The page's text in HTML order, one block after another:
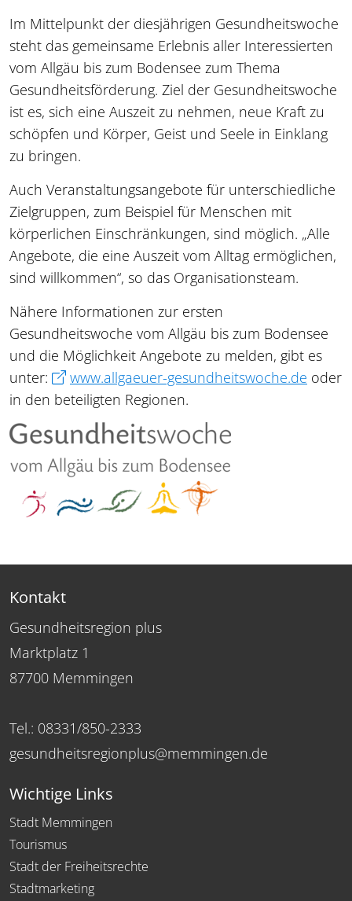
Im Mittelpunkt der diesjährigen Gesundheitswoche
steht das gemeinsame Erlebnis aller Interessierten
vom Allgäu bis zum Bodensee zum Thema
Gesundheitsförderung. Ziel der Gesundheitswoche
ist es, sich eine Auszeit zu nehmen, neue Kraft zu
schöpfen und Körper, Geist und Seele in Einklang
zu bringen.
Auch Veranstaltungsangebote für unterschiedliche
Zielgruppen, zum Beispiel für Menschen mit
körperlichen Einschränkungen, sind möglich. „Alle
Angebote, die eine Auszeit vom Alltag ermöglichen,
sind willkommen“, so das Organisationsteam.
Nähere Informationen zur ersten
Gesundheitswoche vom Allgäu bis zum Bodensee
und die Möglichkeit Angebote zu melden, gibt es
unter:
www.allgaeuer-gesundheitswoche.de oder
in den beteiligten Regionen.
Kontakt
Gesundheitsregion plus
Marktplatz 1
87700 Memmingen
Tel.: 08331/850-2333
gesundheitsregionplus@memmingen.de
Wichtige Links
Stadt Memmingen
Tourismus
Stadt der Freiheitsrechte
Stadtmarketing